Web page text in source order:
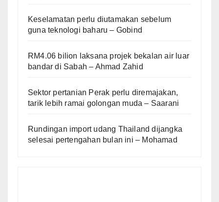
Keselamatan perlu diutamakan sebelum
guna teknologi baharu – Gobind
RM4.06 bilion laksana projek bekalan air luar
bandar di Sabah – Ahmad Zahid
Sektor pertanian Perak perlu diremajakan,
tarik lebih ramai golongan muda – Saarani
Rundingan import udang Thailand dijangka
selesai pertengahan bulan ini – Mohamad